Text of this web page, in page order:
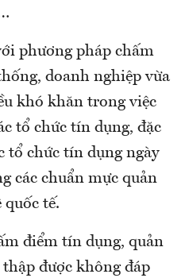
phương pháp chấm
doanh nghiệp vừa
khó khăn trong việc
tổ chức tín dụng, đặc
tổ chức tín dụng ngày
các chuẩn mực quản
tế.​
điểm tín dụng, quản
được không đáp